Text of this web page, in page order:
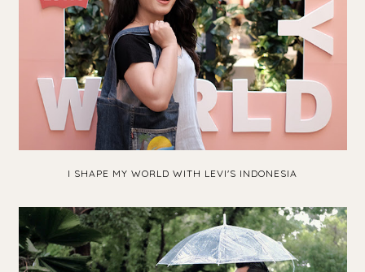
I SHAPE MY WORLD WITH LEVI'S INDONESIA